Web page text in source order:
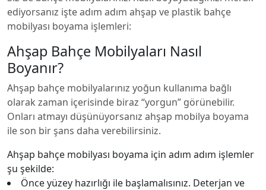
ediyorsanız işte adım adım ahşap ve plastik bahçe
mobilyası boyama işlemleri:
Ahşap Bahçe Mobilyaları Nasıl
Boyanır?
Ahşap bahçe mobilyalarınız yoğun kullanıma bağlı
olarak zaman içerisinde biraz “yorgun” görünebilir.
Onları atmayı düşünüyorsanız ahşap mobilya boyama
ile son bir şans daha verebilirsiniz.
Ahşap bahçe mobilyası boyama için adım adım işlemler
şu şekilde:
Önce yüzey hazırlığı ile başlamalısınız. Deterjan ve